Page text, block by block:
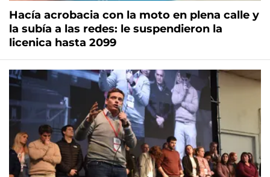
Hacía acrobacia con la moto en plena calle y
la subía a las redes: le suspendieron la
licenica hasta 2099